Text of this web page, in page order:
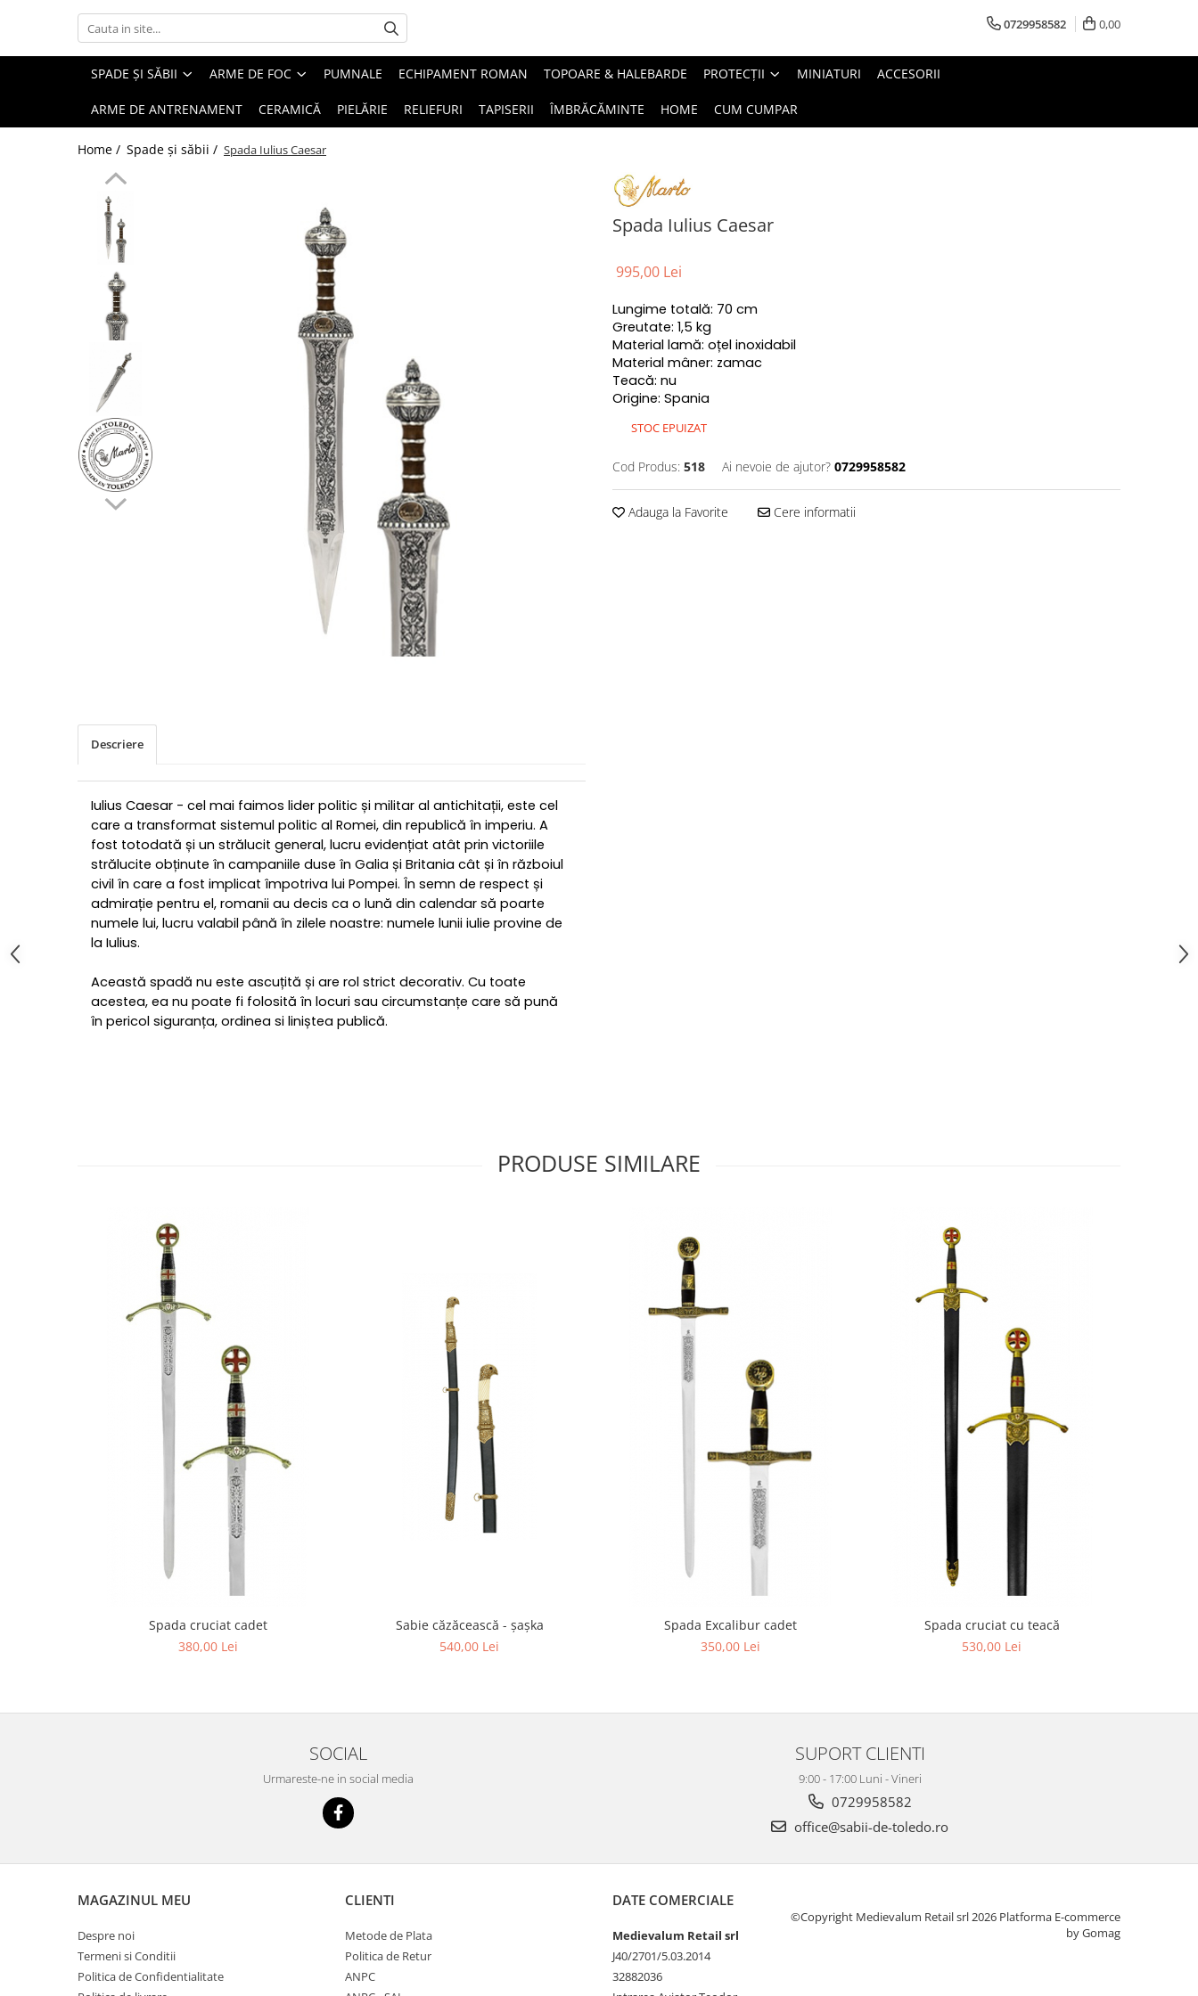
Spade și săbii
Spade damaschinate
Spade battle-ready
Spade templiere
Arme de foc
Western
Protecții
Coifuri
Armuri întregi
Elemente de armură
0729958582 0,00
SPADE ȘI SĂBII ARME DE FOC PUMNALE ECHIPAMENT ROMAN TOPOARE & HALEBARDE PROTECȚII MINIATURI ACCESORII
ARME DE ANTRENAMENT CERAMICĂ PIELĂRIE RELIEFURI TAPISERII ÎMBRĂCĂMINTE HOME CUM CUMPAR
Home / Spade și săbii / Spada Iulius Caesar
Spada Iulius Caesar
995,00 Lei
Lungime totală: 70 cm
Greutate: 1,5 kg
Material lamă: oțel inoxidabil
Material mâner: zamac
Teacă: nu
Origine: Spania
STOC EPUIZAT
Cod Produs: 518 Ai nevoie de ajutor? 0729958582
Adauga la Favorite Cere informatii
Descriere
Iulius Caesar - cel mai faimos lider politic și militar al antichitații, este cel
care a transformat sistemul politic al Romei, din republică în imperiu. A
fost totodată și un strălucit general, lucru evidențiat atât prin victoriile
strălucite obținute în campaniile duse în Galia și Britania cât și în războiul
civil în care a fost implicat împotriva lui Pompei. În semn de respect și
admirație pentru el, romanii au decis ca o lună din calendar să poarte
numele lui, lucru valabil până în zilele noastre: numele lunii iulie provine de
la Iulius.
Această spadă nu este ascuțită și are rol strict decorativ. Cu toate
acestea, ea nu poate fi folosită în locuri sau circumstanțe care să pună
în pericol siguranța, ordinea si liniștea publică.
PRODUSE SIMILARE
Spada cruciat cadet
380,00 Lei
Sabie căzăcească - șașka
540,00 Lei
Spada Excalibur cadet
350,00 Lei
Spada cruciat cu teacă
530,00 Lei
SOCIAL
Urmareste-ne in social media
SUPORT CLIENTI
9:00 - 17:00 Luni - Vineri
0729958582
office@sabii-de-toledo.ro
MAGAZINUL MEU
Despre noi
Termeni si Conditii
Politica de Confidentialitate
CLIENTI
Metode de Plata
Politica de Retur
ANPC
DATE COMERCIALE
Medievalum Retail srl
J40/2701/5.03.2014
32882036
©Copyright Medievalum Retail srl 2026 Platforma E-commerce
by Gomag